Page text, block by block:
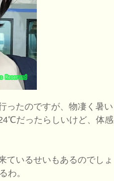
ったのですが、物凄く暑い
だったらしいけど、体感
いるせいもあるのでしょ
わ。